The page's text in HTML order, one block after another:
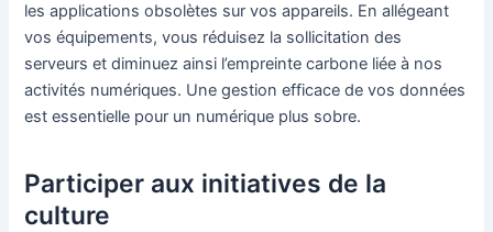
les applications obsolètes sur vos appareils. En allégeant
vos équipements, vous réduisez la sollicitation des
serveurs et diminuez ainsi l’empreinte carbone liée à nos
activités numériques. Une gestion efficace de vos données
est essentielle pour un numérique plus sobre.
Participer aux initiatives de la
culture